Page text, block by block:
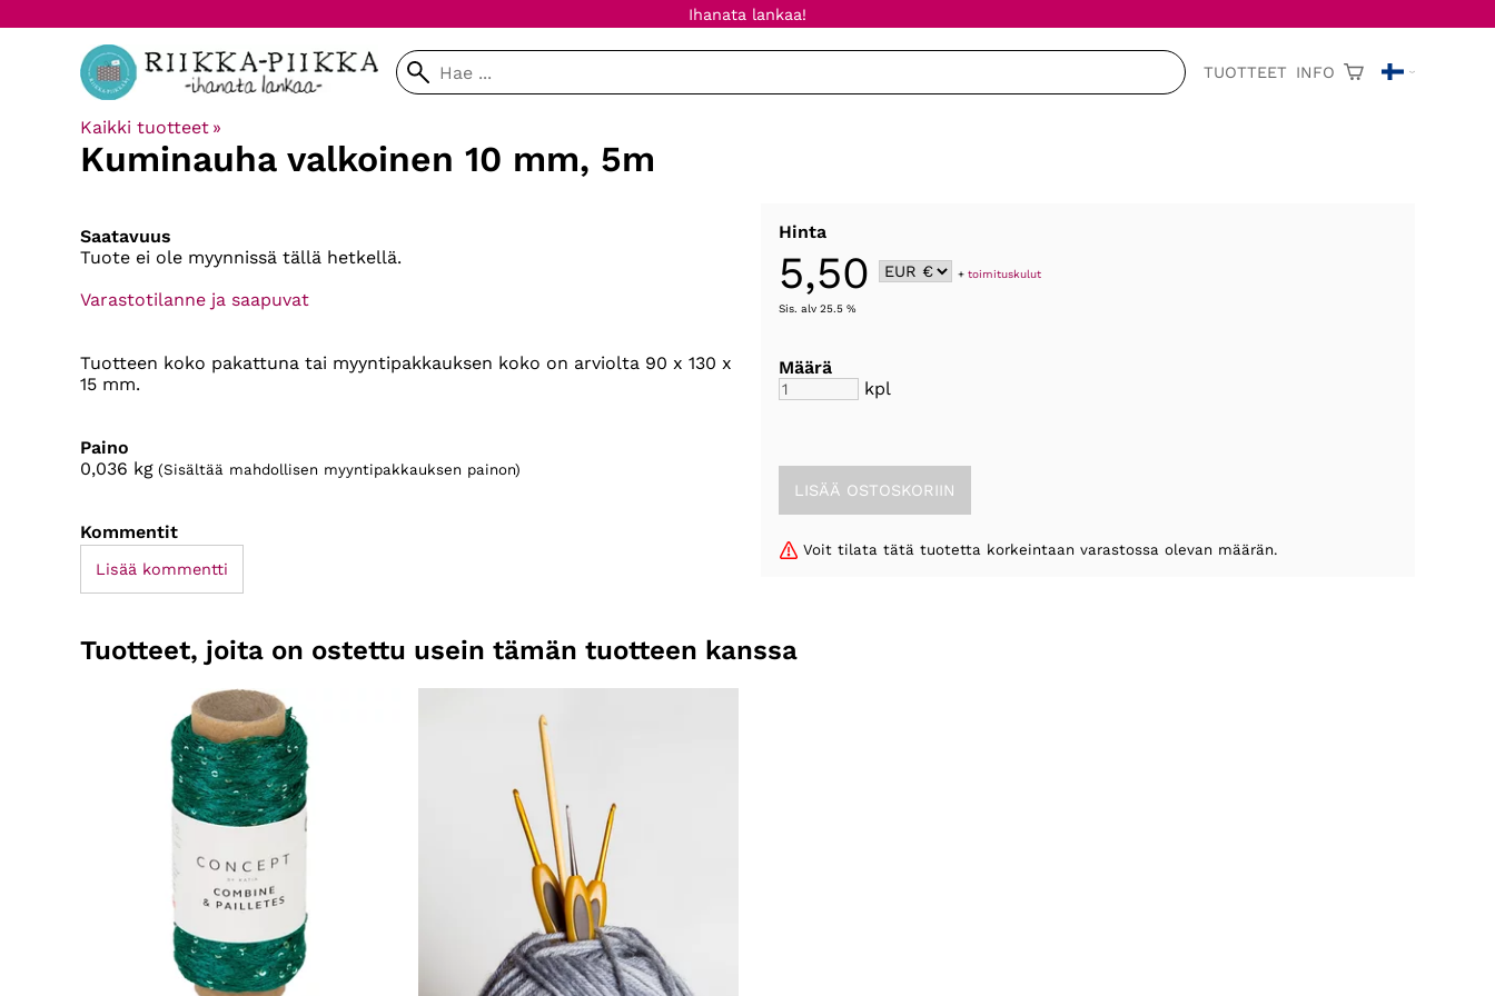
Ihanata lankaa!
TUOTTEET INFO
Kaikki tuotteet ‪»
Kuminauha valkoinen 10 mm, 5m
Hinta
5,50 +toimituskulut
Sis. alv 25.5 %
Määrä
kpl
Voit tilata tätä tuotetta korkeintaan varastossa olevan määrän.
Saatavuus
Tuote ei ole myynnissä tällä hetkellä.
Varastotilanne ja saapuvat
Tuotteen koko pakattuna tai myyntipakkauksen koko on arviolta 90 x 130 x
15 mm.
Paino
0,036 kg (Sisältää mahdollisen myyntipakkauksen painon)
Kommentit
Lisää kommentti
Tuotteet, joita on ostettu usein tämän tuotteen kanssa